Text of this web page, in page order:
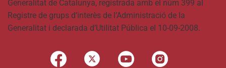
Generalitat de Catalunya, registrada amb el núm 399 al
Registre de grups d’interès de l’Administració de la
Generalitat i declarada d’Utilitat Pública el 10-09-2008.